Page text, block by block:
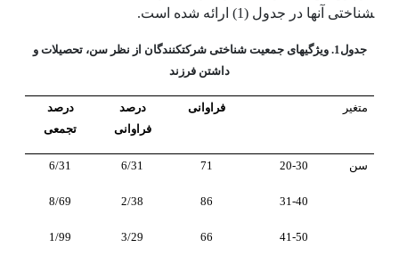
شناختی آن­ها در جدول (1) ارائه شده است.
جدول1. ویژگی­های جمعیت شناختی شرکت­کنندگان از نظر سن، تحصیلات و
داشتن فرزند
متغیر فراوانی
درصد
فراوانی
درصد
تجمعی
سن 20-30
71
6/31
6/31
31-40
86
2/38
8/69
41-50
66
3/29
1/99